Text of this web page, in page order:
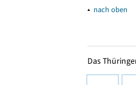
▴ nach oben
Das